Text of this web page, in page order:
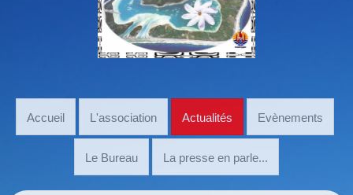
Accueil L'association Actualités Evènements
Le Bureau La presse en parle...